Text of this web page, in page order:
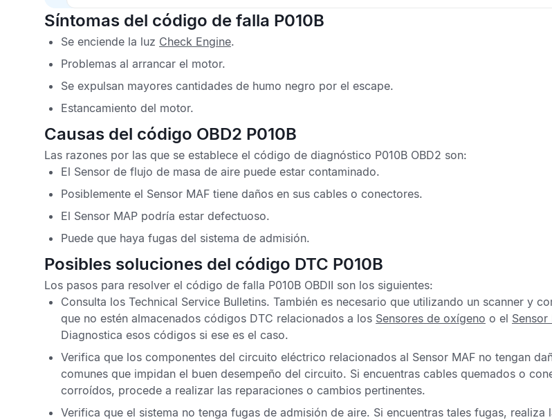
Síntomas del código de falla P010B
Se enciende la luz Check Engine.
Problemas al arrancar el motor.
Se expulsan mayores cantidades de humo negro por el escape.
Estancamiento del motor.
Causas del código OBD2 P010B
Las razones por las que se establece el código de diagnóstico P010B OBD2 son:
El Sensor de flujo de masa de aire puede estar contaminado.
Posiblemente el Sensor MAF tiene daños en sus cables o conectores.
El Sensor MAP podría estar defectuoso.
Puede que haya fugas del sistema de admisión.
Posibles soluciones del código DTC P010B
Los pasos para resolver el código de falla P010B OBDII son los siguientes:
Consulta los Technical Service Bulletins. También es necesario que utilizando un scanner y
que no estén almacenados códigos DTC relacionados a los Sensores de oxígeno o el Sensor
Diagnostica esos códigos si ese es el caso.
Verifica que los componentes del circuito eléctrico relacionados al Sensor MAF no tengan
comunes que impidan el buen desempeño del circuito. Si encuentras cables quemados o
corroídos, procede a realizar las reparaciones o cambios pertinentes.
Verifica que el sistema no tenga fugas de admisión de aire. Si encuentras tales fugas, realiza